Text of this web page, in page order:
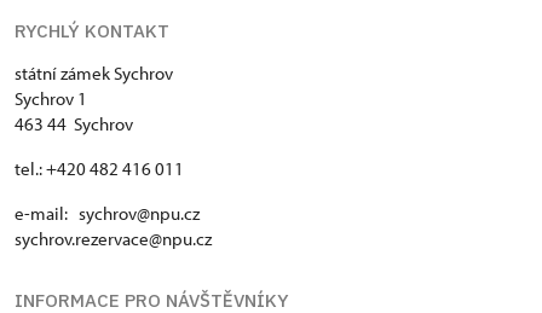
RYCHLÝ KONTAKT
státní zámek Sychrov
Sychrov 1
463 44 Sychrov
tel.: +420 482 416 011
e-mail: sychrov@npu.cz
sychrov.rezervace@npu.cz
INFORMACE PRO NÁVŠTĚVNÍKY